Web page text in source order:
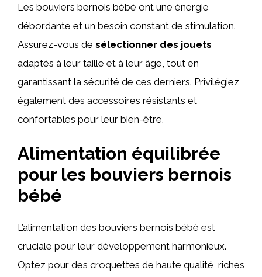
Les bouviers bernois bébé ont une énergie
débordante et un besoin constant de stimulation.
Assurez-vous de sélectionner des jouets
adaptés à leur taille et à leur âge, tout en
garantissant la sécurité de ces derniers. Privilégiez
également des accessoires résistants et
confortables pour leur bien-être.
Alimentation équilibrée
pour les bouviers bernois
bébé
L’alimentation des bouviers bernois bébé est
cruciale pour leur développement harmonieux.
Optez pour des croquettes de haute qualité, riches